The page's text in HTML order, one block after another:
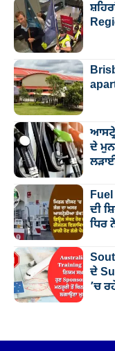
ਦੇ
ਦੀ
ਧਿਰ
ਦੇ
’ਚ